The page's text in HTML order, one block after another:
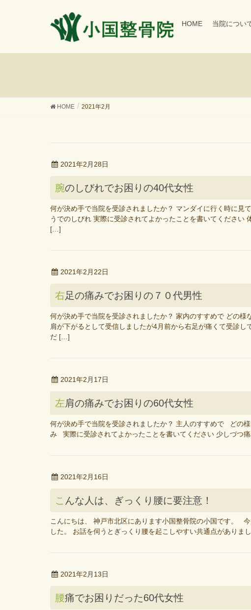
HOME 当院につい
HOME 2021年2月
2021年2月28日
腕のしびれでお困りの40代女性
何が決め手で当院を受診されましたか？ マンダイに行く時に見
うでのしびれ 実際に受診されてよかったことを書いてください
[…]
2021年2月22日
右足の痛みでお困りの７０代男性
何が決め手で当院を受診されましたか？ 家内のすすめで どの
肩が下がるとして受信しましたが4月前から右足が痛くて受診し
だ […]
2021年2月17日
左肩の痛みでお困りの60代女性
何が決め手で当院を受診されましたか？ 主人のすすめで どの
み 実際に受診されてよかったことを書いてください 少しづつ
2021年2月16日
こんな人は、ぎっくり腰に要注意！
こんにちは、 神戸市北区にあります小国整骨院の小国です。
した。 お話を伺うとぎっくり腰を起こしやすい共通点があり
2021年2月13日
腰痛でお困りだった60代女性